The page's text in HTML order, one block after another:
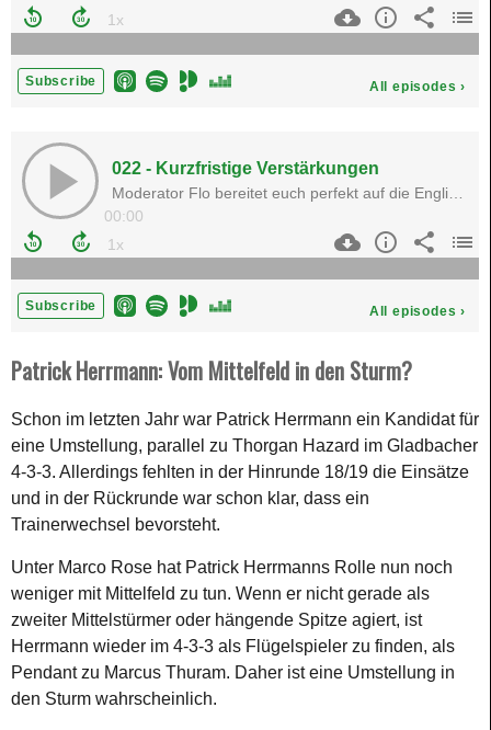
Patrick Herrmann: Vom Mittelfeld in den Sturm?
Schon im letzten Jahr war Patrick Herrmann ein Kandidat für
eine Umstellung, parallel zu Thorgan Hazard im Gladbacher
4-3-3. Allerdings fehlten in der Hinrunde 18/19 die Einsätze
und in der Rückrunde war schon klar, dass ein
Trainerwechsel bevorsteht.
Unter Marco Rose hat Patrick Herrmanns Rolle nun noch
weniger mit Mittelfeld zu tun. Wenn er nicht gerade als
zweiter Mittelstürmer oder hängende Spitze agiert, ist
Herrmann wieder im 4-3-3 als Flügelspieler zu finden, als
Pendant zu Marcus Thuram. Daher ist eine Umstellung in
den Sturm wahrscheinlich.